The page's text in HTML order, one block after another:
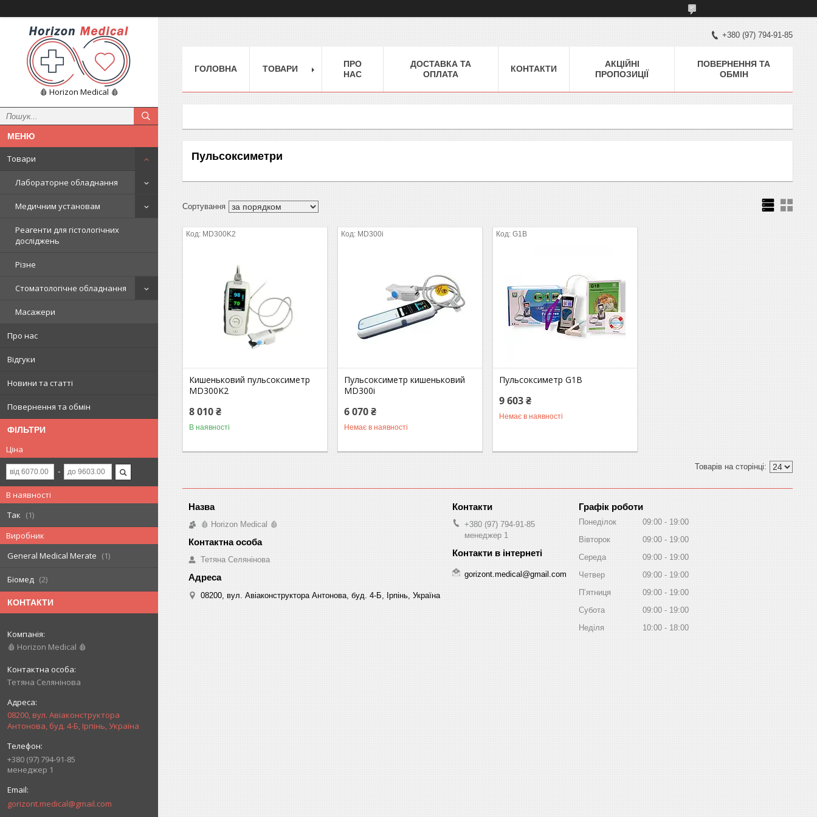
🩸 Horizon Medical 🩸
Товари
Лабораторне обладнання
Медичним установам
Реагенти для гістологічних
досліджень
Різне
Стоматологічне обладнання
Масажери
Про нас
Відгуки
Новини та статті
Повернення та обмін
ФІЛЬТРИ
Ціна
В наявності
Так
1
Виробник
General Medical Merate
1
Біомед 2
КОНТАКТИ
🩸 Horizon Medical 🩸
Тетяна Селянінова
08200, вул. Авіаконструктора
Антонова, буд. 4-Б, Ірпінь, Україна
+380 (97) 794-91-85
менеджер 1
gorizont.medical@gmail.com
+380 (97) 794-91-85
ГОЛОВНА ТОВАРИ
ПРО
НАС
ДОСТАВКА ТА
ОПЛАТА
КОНТАКТИ
АКЦІЙНІ
ПРОПОЗИЦІЇ
ПОВЕРНЕННЯ ТА
ОБМІН
Пульсоксиметри
MD300K2
Кишеньковий пульсоксиметр
MD300K2
8 010 ₴
В наявності
MD300i
Пульсоксиметр кишеньковий
MD300i
6 070 ₴
Немає в наявності
G1B
Пульсоксиметр G1B
9 603 ₴
Немає в наявності
🩸 Horizon Medical 🩸
Тетяна Селянінова
08200, вул. Авіаконструктора Антонова, буд. 4-Б, Ірпінь, Україна
+380 (97) 794-91-85
менеджер 1
gorizont.medical@gmail.com
Графік роботи
Понеділок 09:00
19:00
Вівторок
09:00
19:00
Середа
09:00
19:00
Четвер
09:00
19:00
Пʼятниця
09:00
19:00
Субота
09:00
19:00
Неділя
10:00 18:00